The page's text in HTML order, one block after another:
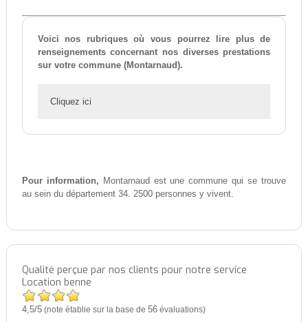
Voici nos rubriques où vous pourrez lire plus de
renseignements concernant nos diverses prestations
sur votre commune (Montarnaud).
Cliquez ici
Pour information, Montarnaud est une commune qui se trouve
au sein du département 34. 2500 personnes y vivent.
Qualité perçue par nos clients pour notre service
Location benne
4,5/5(note établie sur la base de 56évaluations)